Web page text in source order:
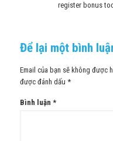
register bonus
Để lại một bình
Email của bạn sẽ không được
được đánh dấu *
Bình luận *